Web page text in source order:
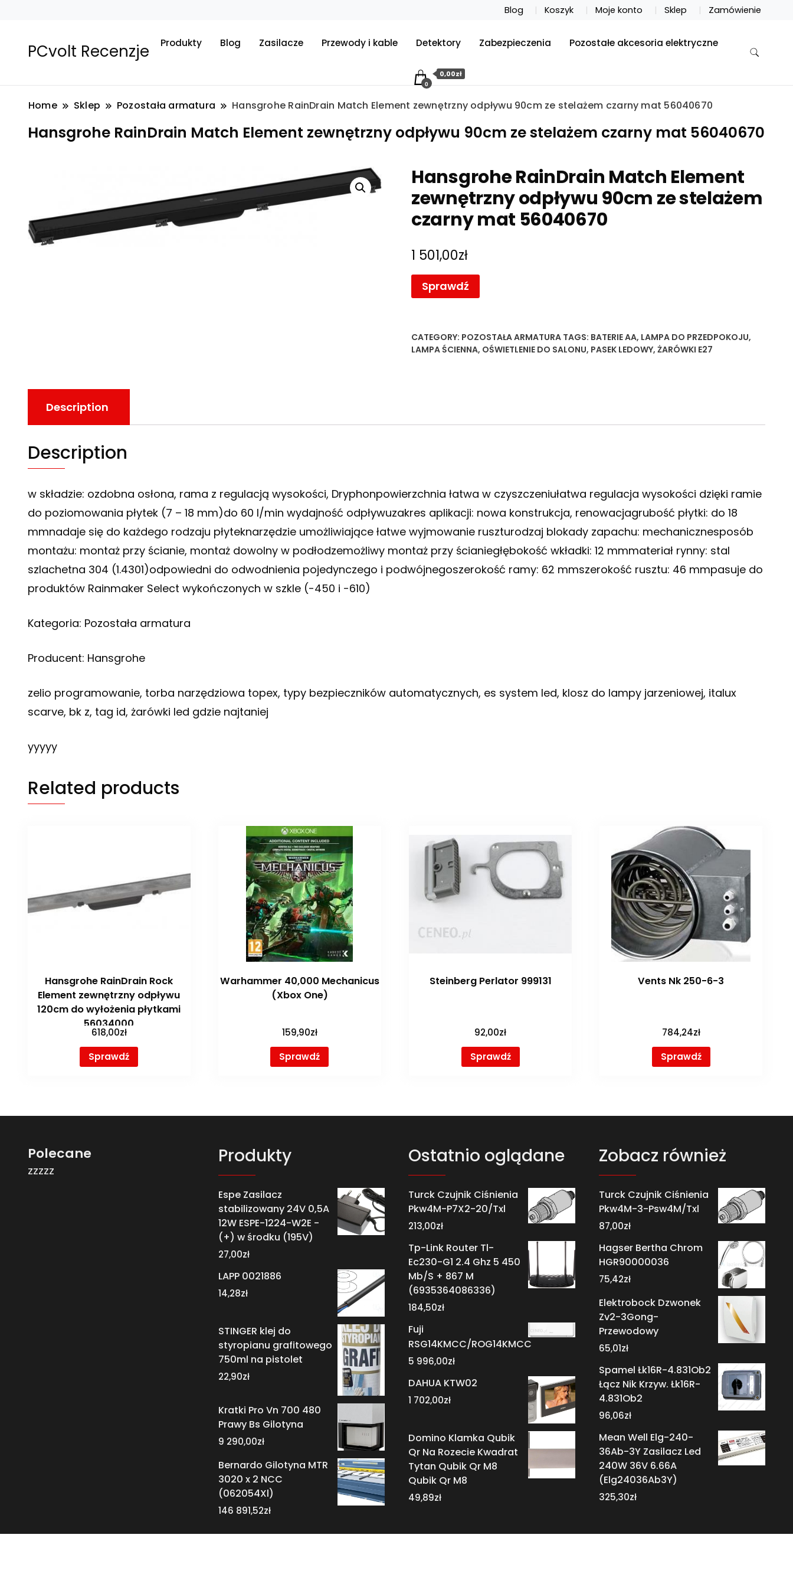
Blog Koszyk Moje konto Sklep Zamówienie
PCvolt Recenzje Produkty Blog Zasilacze Przewody i kable Detektory Zabezpieczenia Pozostałe akcesoria elektryczne
0
0,00zł
Home Sklep Pozostała armatura Hansgrohe RainDrain Match Element zewnętrzny odpływu 90cm ze stelażem czarny mat 56040670
Hansgrohe RainDrain Match Element zewnętrzny odpływu 90cm ze stelażem czarny mat 56040670
Hansgrohe RainDrain Match Element
zewnętrzny odpływu 90cm ze stelażem
czarny mat 56040670
1 501,00zł
Sprawdź
CATEGORY: POZOSTAŁA ARMATURA TAGS: BATERIE AA, LAMPA DO PRZEDPOKOJU,
LAMPA ŚCIENNA, OŚWIETLENIE DO SALONU, PASEK LEDOWY, ŻARÓWKI E27
Description
Description
w składzie: ozdobna osłona, rama z regulacją wysokości, Dryphonpowierzchnia łatwa w czyszczeniułatwa regulacja wysokości dzięki ramie
do poziomowania płytek (7 – 18 mm)do 60 l/min wydajność odpływuzakres aplikacji: nowa konstrukcja, renowacjagrubość płytki: do 18
mmnadaje się do każdego rodzaju płyteknarzędzie umożliwiające łatwe wyjmowanie ruszturodzaj blokady zapachu: mechanicznesposób
montażu: montaż przy ścianie, montaż dowolny w podłodzemożliwy montaż przy ścianiegłębokość wkładki: 12 mmmateriał rynny: stal
szlachetna 304 (1.4301)odpowiedni do odwodnienia pojedynczego i podwójnegoszerokość ramy: 62 mmszerokość rusztu: 46 mmpasuje do
produktów Rainmaker Select wykończonych w szkle (-450 i -610)
Kategoria: Pozostała armatura
Producent: Hansgrohe
zelio programowanie, torba narzędziowa topex, typy bezpieczników automatycznych, es system led, klosz do lampy jarzeniowej, italux
scarve, bk z, tag id, żarówki led gdzie najtaniej
yyyyy
Related products
Hansgrohe RainDrain Rock
Element zewnętrzny odpływu
120cm do wyłożenia płytkami
56034000
618,00zł
Sprawdź
Warhammer 40,000 Mechanicus
(Xbox One)
159,90zł
Sprawdź
Steinberg Perlator 999131
92,00zł
Sprawdź
Vents Nk 250-6-3
784,24zł
Sprawdź
Polecane
zzzzz
Produkty
Espe Zasilacz
stabilizowany 24V 0,5A
12W ESPE-1224-W2E -
(+) w środku (195V)
27,00zł
LAPP 0021886
14,28zł
STINGER klej do
styropianu grafitowego
750ml na pistolet
22,90zł
Kratki Pro Vn 700 480
Prawy Bs Gilotyna
9 290,00zł
Bernardo Gilotyna MTR
3020 x 2 NCC
(062054Xl)
146 891,52zł
Ostatnio oglądane
Turck Czujnik Ciśnienia
Pkw4M-P7X2-20/Txl
213,00zł
Tp-Link Router Tl-
Ec230-G1 2.4 Ghz 5 450
Mb/S + 867 M
(6935364086336)
184,50zł
Fuji
RSG14KMCC/ROG14KMCC
5 996,00zł
DAHUA KTW02
1 702,00zł
Domino Klamka Qubik
Qr Na Rozecie Kwadrat
Tytan Qubik Qr M8
Qubik Qr M8
49,89zł
Zobacz również
Turck Czujnik Ciśnienia
Pkw4M-3-Psw4M/Txl
87,00zł
Hagser Bertha Chrom
HGR90000036
75,42zł
Elektrobock Dzwonek
Zv2-3Gong-
Przewodowy
65,01zł
Spamel Łk16R-4.831Ob2
Łącz Nik Krzyw. Łk16R-
4.831Ob2
96,06zł
Mean Well Elg-240-
36Ab-3Y Zasilacz Led
240W 36V 6.66A
(Elg24036Ab3Y)
325,30zł